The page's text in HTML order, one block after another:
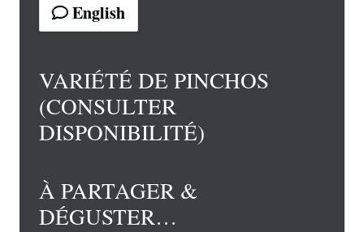
English
VARIÉTÉ DE PINCHOS
(CONSULTER
DISPONIBILITÉ)
À PARTAGER &
DÉGUSTER…